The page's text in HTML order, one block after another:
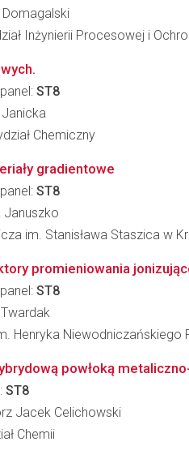
Domagalski
Inżynierii Procesowej i
ST8
Janicka
Chemiczny
gradientowe
ST8
Januszko
im. Stanisława Staszica w
promieniowania
ST8
Henryka Niewodniczańskiego
powłoką
ST8
Jacek Celichowski
Chemii